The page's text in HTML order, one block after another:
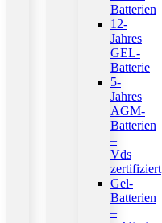
Batterien
12-
Jahres
GEL-
Batterie
5-
Jahres
AGM-
Batterien
–
Vds
zertifiziert
Gel-
Batterien
–